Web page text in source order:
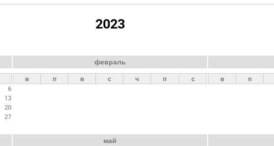
2023
6
13
20
27
февраль
в п в с ч п с в п
май